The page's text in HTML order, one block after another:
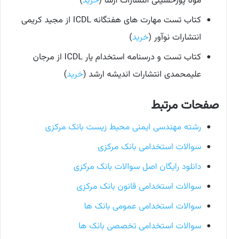
کتاب تست مهارت های هفتگانه ICDL از مجید کریمی
انتشارات نوآور (خرید)
کتاب تست و درسنامه استخدام یار ICDL از مرجان
علیمحمدی انتشارات اندیشه ارشد (خرید)
صفحات مرتبط
رشته مهندسی ایمنی محیط زیست بانک مرکزی
سوالات استخدامی بانک مرکزی
دانلود رایگان اصل سوالات بانک مرکزی
سوالات استخدامی قانون بانک مرکزی
سوالات استخدامی عمومی بانک ها
سوالات استخدامی تخصصی بانک ها